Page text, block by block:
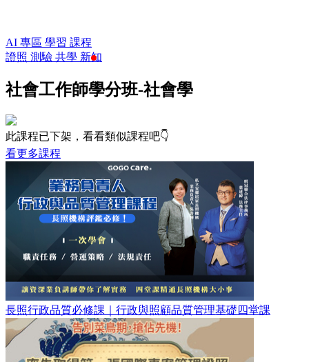
AI 專區 學習 課程
證照 測驗 共學 新知
社會工作師學分班-社會學
此課程已下架，看看類似課程吧👇
看更多課程
長照行政品質必修課｜行政與照顧品質管理基礎四堂課